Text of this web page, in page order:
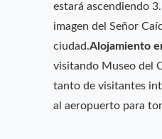
estará ascendiendo
imagen del Señor
ciudad.Alojamiento
visitando Museo del
tanto de visitantes
al aeropuerto para